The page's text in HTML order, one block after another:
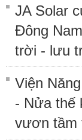
JA Solar
Đông
trời - lưu
Viện
- Nửa thế
vươn tầm